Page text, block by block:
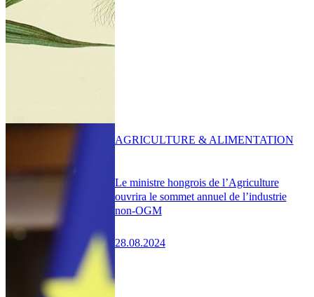
Le ministre hongrois de l’Agriculture
ouvrira le sommet annuel de l’industrie
non-OGM
28.08.2024
AGRICULTURE & ALIMENTATION